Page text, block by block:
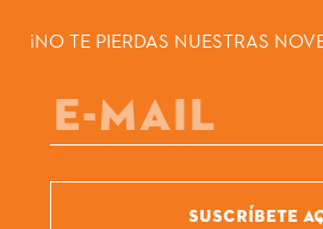
¡NO TE PIERDAS NUESTRAS
SUSCRÍBETE